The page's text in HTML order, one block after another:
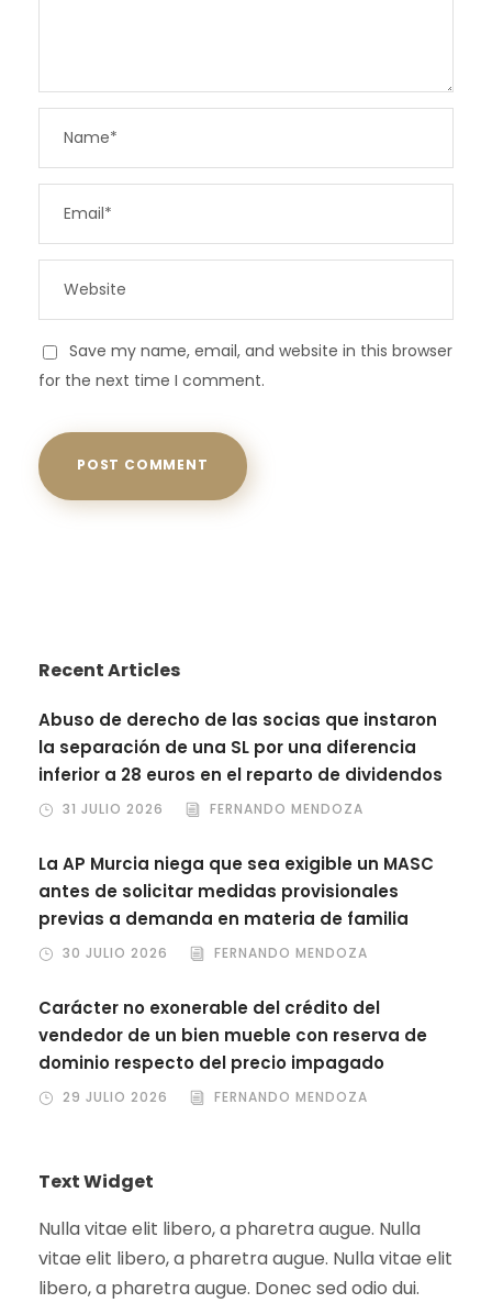
Save my name, email, and website in this browser
for the next time I comment.
Recent Articles
Abuso de derecho de las socias que instaron
la separación de una SL por una diferencia
inferior a 28 euros en el reparto de dividendos
31 JULIO 2026 FERNANDO MENDOZA
La AP Murcia niega que sea exigible un MASC
antes de solicitar medidas provisionales
previas a demanda en materia de familia
30 JULIO 2026 FERNANDO MENDOZA
Carácter no exonerable del crédito del
vendedor de un bien mueble con reserva de
dominio respecto del precio impagado
29 JULIO 2026 FERNANDO MENDOZA
Text Widget
Nulla vitae elit libero, a pharetra augue. Nulla
vitae elit libero, a pharetra augue. Nulla vitae elit
libero, a pharetra augue. Donec sed odio dui.